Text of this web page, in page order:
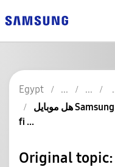
Egypt
هل موبايل Samsung Galaxy A35 5G يدعم خاصية wi -
fi ...
Original topic: